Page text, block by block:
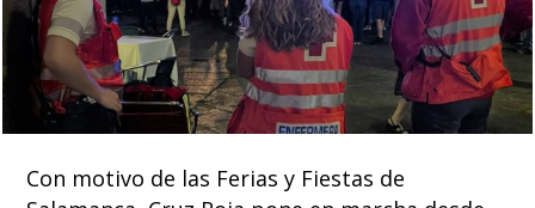
Con motivo de las Ferias y Fiestas de